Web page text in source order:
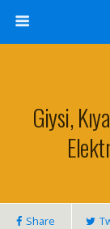
Giysi,
Share